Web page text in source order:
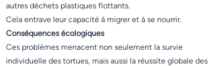
autres déchets plastiques flottants.
Cela entrave leur capacité à migrer et à se nourrir.
Conséquences écologiques
Ces problèmes menacent non seulement la survie
individuelle des tortues, mais aussi la réussite globale des